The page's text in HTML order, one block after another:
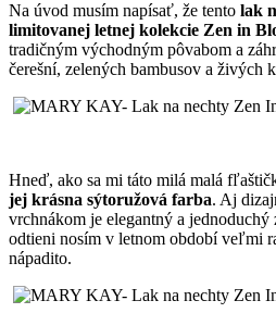
Na úvod musím napísať, že tento lak
limitovanej letnej kolekcie Zen in
tradičným východným pôvabom a
čerešní, zelených bambusov a živých
Hneď, ako sa mi táto milá malá
jej krásna sýtoružová farba. Aj
vrchnákom je elegantný a
odtieni nosím v letnom období veľmi
nápadito.